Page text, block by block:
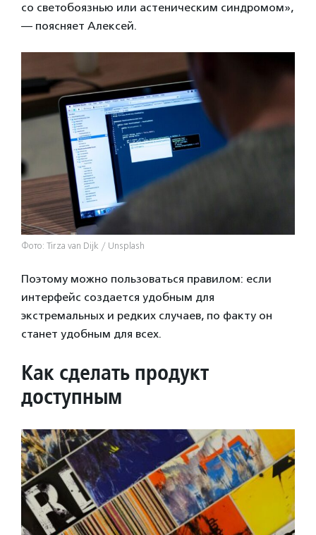
со светобоязнью или астеническим синдромом»,
— поясняет Алексей.
Фото: Tirza van Dijk / Unsplash
Поэтому можно пользоваться правилом: если
интерфейс создается удобным для
экстремальных и редких случаев, по факту он
станет удобным для всех.
Как сделать продукт
доступным